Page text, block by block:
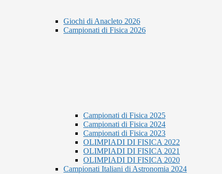
Giochi di Anacleto 2026
Campionati di Fisica 2026
Campionati di Fisica 2025
Campionati di Fisica 2024
Campionati di Fisica 2023
OLIMPIADI DI FISICA 2022
OLIMPIADI DI FISICA 2021
OLIMPIADI DI FISICA 2020
Campionati Italiani di Astronomia 2024